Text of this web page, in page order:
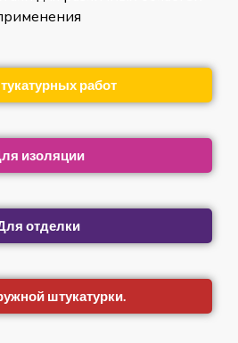
работ
изоляции
отделки
штукатурки.